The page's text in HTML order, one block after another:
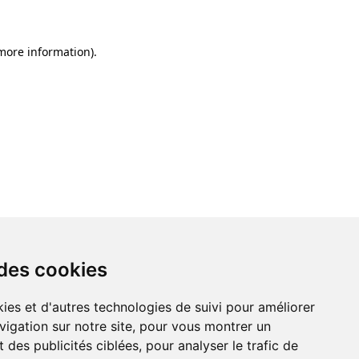
cookies
et d'autres technologies de suivi pour améliorer
sur notre site, pour vous montrer un
des publicités ciblées, pour analyser le trafic de
information).